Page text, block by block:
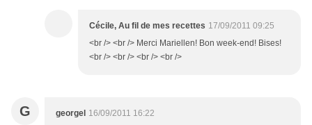
Cécile, Au fil de mes recettes 17/09/2011 09:25
<br /> <br /> Merci Mariellen! Bon week-end! Bises!
<br /> <br /> <br /> <br />
G georgel 16/09/2011 16:22